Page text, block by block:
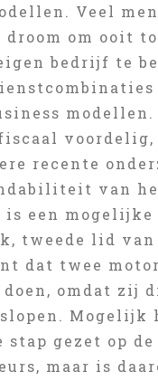
Veel
droom om ooit
bedrijf te
modellen.
recente
van
is een mogelijke
tweede lid van
dat twee
omdat zij
Mogelijk
stap gezet op de
maar is